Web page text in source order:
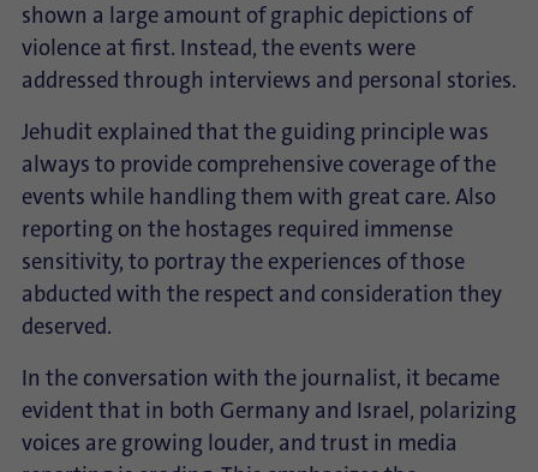
shown a large amount of graphic depictions of
violence at first. Instead, the events were
addressed through interviews and personal stories.
Jehudit explained that the guiding principle was
always to provide comprehensive coverage of the
events while handling them with great care. Also
reporting on the hostages required immense
sensitivity, to portray the experiences of those
abducted with the respect and consideration they
deserved.
In the conversation with the journalist, it became
evident that in both Germany and Israel, polarizing
voices are growing louder, and trust in media